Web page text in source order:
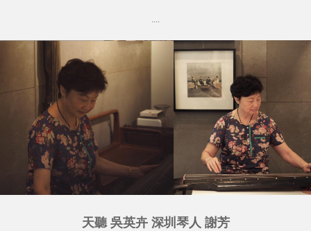
....
天聽 吳英卉 深圳琴人 謝芳